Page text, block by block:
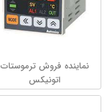
نماینده فروش ترموستات
اتونیکس